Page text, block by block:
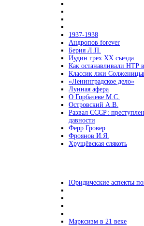
1937-1938
Андропов forever
Берия Л.П.
Иудин грех ХХ съезда
Как останавливали НТР
Классик лжи
«Ленинградское дело»
Лунная афера
О Горбачеве М.С.
Островский А.В.
Развал СССР:
давности
Ферр Гровер
Фроянов И.Я.
Хрущёвская слякоть
Юридические аспекты
Марксизм в 21 веке